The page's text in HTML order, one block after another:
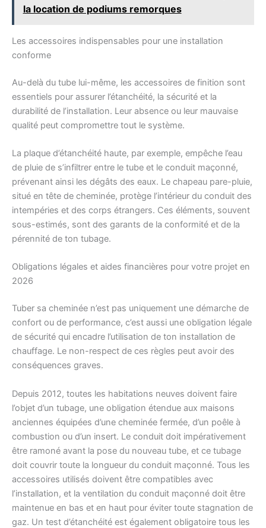
la location de podiums remorques
Les accessoires indispensables pour une installation
conforme
Au-delà du tube lui-même, les accessoires de finition sont
essentiels pour assurer l’étanchéité, la sécurité et la
durabilité de l’installation. Leur absence ou leur mauvaise
qualité peut compromettre tout le système.
La plaque d’étanchéité haute, par exemple, empêche l’eau
de pluie de s’infiltrer entre le tube et le conduit maçonné,
prévenant ainsi les dégâts des eaux. Le chapeau pare-pluie,
situé en tête de cheminée, protège l’intérieur du conduit des
intempéries et des corps étrangers. Ces éléments, souvent
sous-estimés, sont des garants de la conformité et de la
pérennité de ton tubage.
Obligations légales et aides financières pour votre projet en
2026
Tuber sa cheminée n’est pas uniquement une démarche de
confort ou de performance, c’est aussi une obligation légale
de sécurité qui encadre l’utilisation de ton installation de
chauffage. Le non-respect de ces règles peut avoir des
conséquences graves.
Depuis 2012, toutes les habitations neuves doivent faire
l’objet d’un tubage, une obligation étendue aux maisons
anciennes équipées d’une cheminée fermée, d’un poêle à
combustion ou d’un insert. Le conduit doit impérativement
être ramoné avant la pose du nouveau tube, et ce tubage
doit couvrir toute la longueur du conduit maçonné. Tous les
accessoires utilisés doivent être compatibles avec
l’installation, et la ventilation du conduit maçonné doit être
maintenue en bas et en haut pour éviter toute stagnation de
gaz. Un test d’étanchéité est également obligatoire tous les